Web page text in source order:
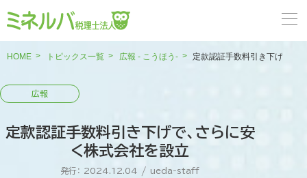
HOME トピックス一覧 広報 - こうほう- 定款認証手数料引き下げで、
定款認証手数料引き下げで、さらに安
く株式会社を設立
発行： 2024.12.04 / ueda-staff